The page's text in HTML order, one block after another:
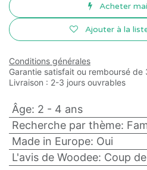
Acheter
Ajouter à la
Conditions générales
Garantie satisfait ou remboursé de
Livraison : 2-3 jours ouvrables
Âge: 2 - 4 ans
Recherche par thème:
Made in Europe: Oui
L'avis de Woodee: Coup